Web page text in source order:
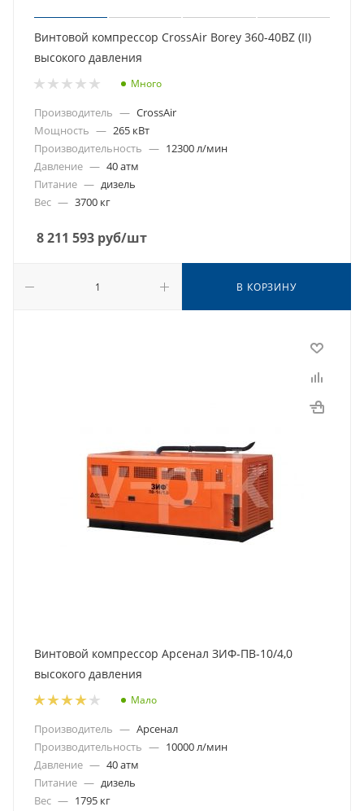
Винтовой компрессор CrossAir Borey 360-40BZ (II)
высокого давления
Много
Производитель — CrossAir
Мощность — 265 кВт
Производительность — 12300 л/мин
Давление — 40 атм
Питание — дизель
Вес — 3700 кг
8 211 593 руб/шт
В КОРЗИНУ
Винтовой компрессор Арсенал ЗИФ-ПВ-10/4,0
высокого давления
Мало
Производитель — Арсенал
Производительность — 10000 л/мин
Давление — 40 атм
Питание — дизель
Вес — 1795 кг